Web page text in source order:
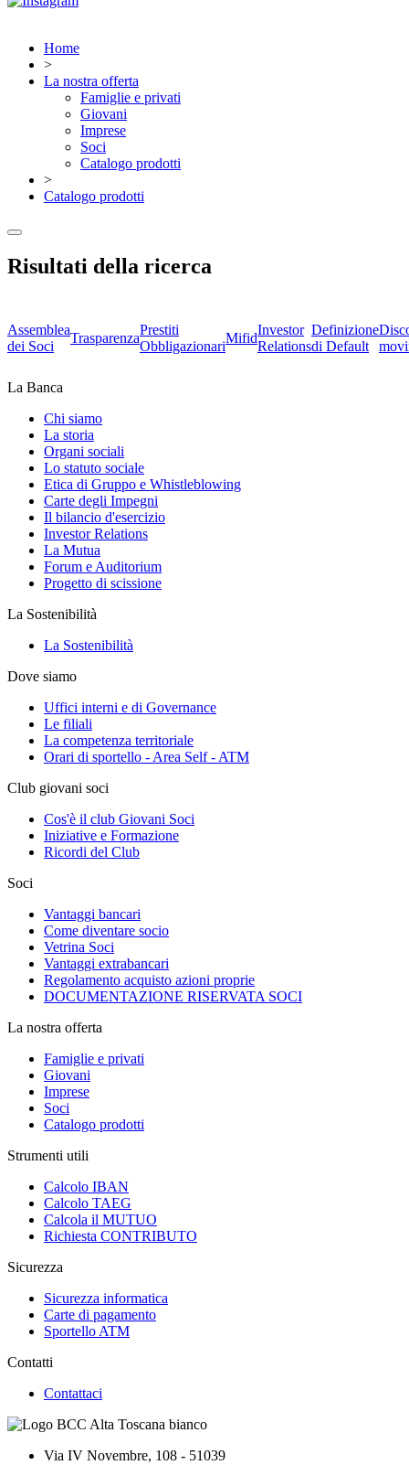
Home
>
La nostra offerta
Famiglie e privati
Giovani
Imprese
Soci
Catalogo prodotti
>
Catalogo prodotti
Risultati della ricerca
Assemblea
dei Soci
Trasparenza
Prestiti
Obbligazionari
Mifid
Investor
Relations
Definizione
di Default
La Banca
Chi siamo
La storia
Organi sociali
Lo statuto sociale
Etica di Gruppo e Whistleblowing
Carte degli Impegni
Il bilancio d'esercizio
Investor Relations
La Mutua
Forum e Auditorium
Progetto di scissione
La Sostenibilità
La Sostenibilità
Dove siamo
Uffici interni e di Governance
Le filiali
La competenza territoriale
Orari di sportello - Area Self - ATM
Club giovani soci
Cos'è il club Giovani Soci
Iniziative e Formazione
Ricordi del Club
Soci
Vantaggi bancari
Come diventare socio
Vetrina Soci
Vantaggi extrabancari
Regolamento acquisto azioni proprie
DOCUMENTAZIONE RISERVATA SOCI
La nostra offerta
Famiglie e privati
Giovani
Imprese
Soci
Catalogo prodotti
Strumenti utili
Calcolo IBAN
Calcolo TAEG
Calcola il MUTUO
Richiesta CONTRIBUTO
Sicurezza
Sicurezza informatica
Carte di pagamento
Sportello ATM
Contatti
Contattaci
Via IV Novembre, 108 - 51039